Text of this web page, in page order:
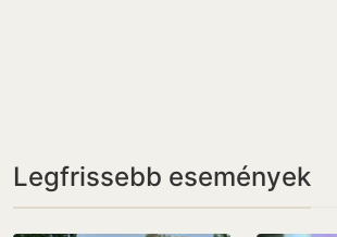
Legfrissebb események